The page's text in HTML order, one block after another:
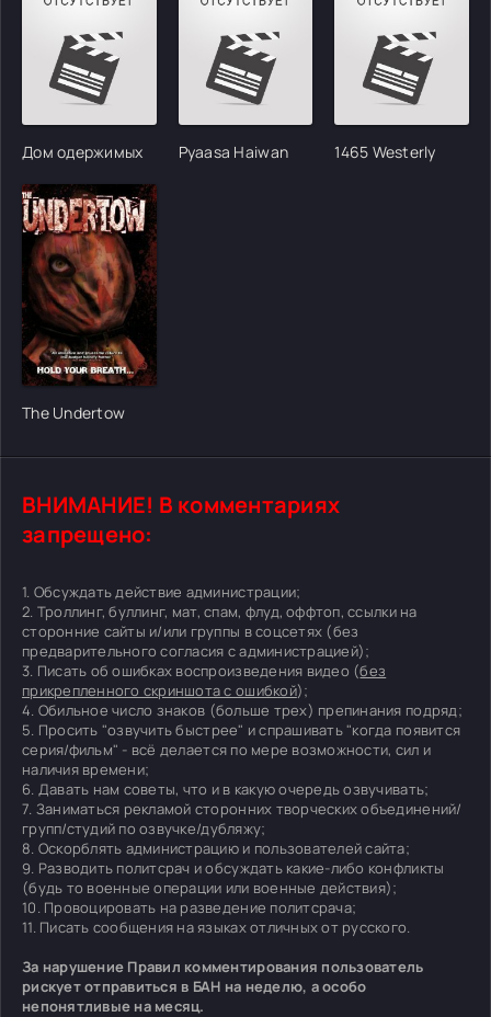
Дом одержимых Pyaasa Haiwan 1465 Westerly
The Undertow
ВНИМАНИЕ! В комментариях
запрещено:
1. Обсуждать действие администрации;
2. Троллинг, буллинг, мат, спам, флуд, оффтоп, ссылки на
сторонние сайты и/или группы в соцсетях (без
предварительного согласия с администрацией);
3. Писать об ошибках воспроизведения видео (без
прикрепленного скриншота с ошибкой);
4. Обильное число знаков (больше трех) препинания подряд;
5. Просить "озвучить быстрее" и спрашивать "когда появится
серия/фильм" - всё делается по мере возможности, сил и
наличия времени;
6. Давать нам советы, что и в какую очередь озвучивать;
7. Заниматься рекламой сторонних творческих объединений/
групп/студий по озвучке/дубляжу;
8. Оскорблять администрацию и пользователей сайта;
9. Разводить политсрач и обсуждать какие-либо конфликты
(будь то военные операции или военные действия);
10. Провоцировать на разведение политсрача;
11. Писать сообщения на языках отличных от русского.
За нарушение Правил комментирования пользователь
рискует отправиться в БАН на неделю, а особо
непонятливые на месяц.